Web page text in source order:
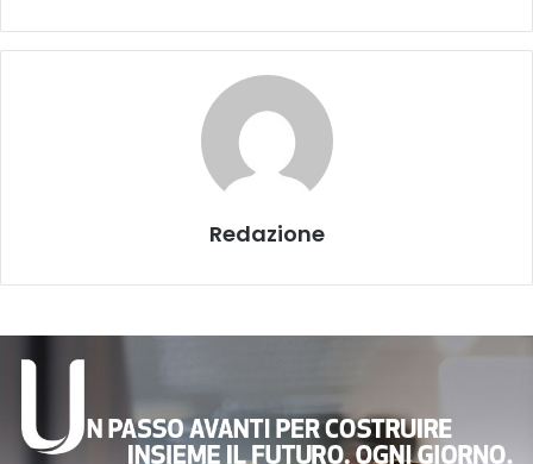
Redazione